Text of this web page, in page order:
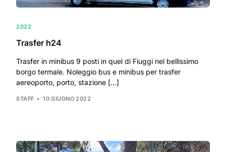
2022
Trasfer h24
Trasfer in minibus 9 posti in quel di Fiuggi nel bellissimo
borgo termale. Noleggio bus e minibus per trasfer
aereoporto, porto, stazione […]
STAFF 10 GIUGNO 2022